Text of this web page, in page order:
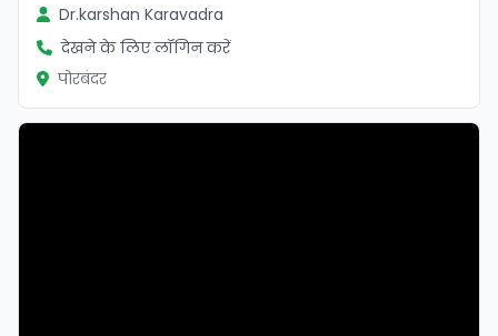
Dr.karshan Karavadra
देखने के लिए लॉगिन करें
पोरबंदर